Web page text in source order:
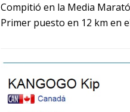
Compitió en la Media
Primer puesto en 12 km en